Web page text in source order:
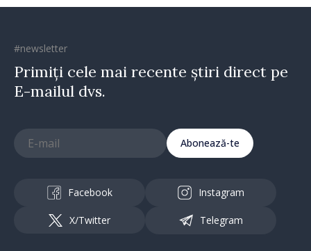
#newsletter
Primiți cele mai recente știri direct pe
E-mailul dvs.
Abonează-te
Facebook Instagram
X/Twitter Telegram